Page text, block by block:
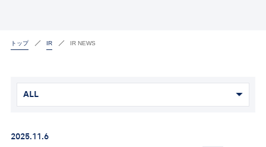
トップ IR IR NEWS
ALL
2025.11.6